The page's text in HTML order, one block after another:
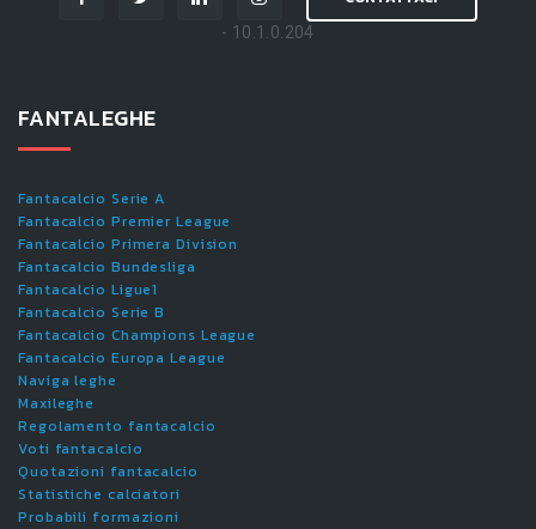
- 10.1.0.204
FANTALEGHE
Fantacalcio Serie A
Fantacalcio Premier League
Fantacalcio Primera Division
Fantacalcio Bundesliga
Fantacalcio Ligue1
Fantacalcio Serie B
Fantacalcio Champions League
Fantacalcio Europa League
Naviga leghe
Maxileghe
Regolamento fantacalcio
Voti fantacalcio
Quotazioni fantacalcio
Statistiche calciatori
Probabili formazioni